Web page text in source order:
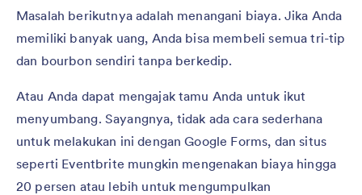
Masalah berikutnya adalah menangani biaya. Jika Anda
memiliki banyak uang, Anda bisa membeli semua tri-tip
dan bourbon sendiri tanpa berkedip.
Atau Anda dapat mengajak tamu Anda untuk ikut
menyumbang. Sayangnya, tidak ada cara sederhana
untuk melakukan ini dengan Google Forms, dan situs
seperti Eventbrite mungkin mengenakan biaya hingga
20 persen atau lebih untuk mengumpulkan